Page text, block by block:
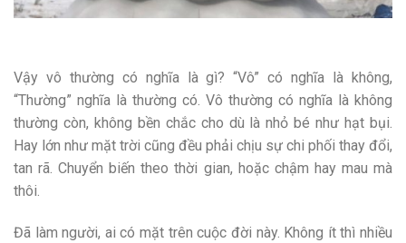
Vậy vô thường có nghĩa là gì? “Vô” có nghĩa là không,
“Thường” nghĩa là thường có. Vô thường có nghĩa là không
thường còn, không bền chắc cho dù là nhỏ bé như hạt bụi.
Hay lớn như mặt trời cũng đều phải chịu sự chi phối thay đổi,
tan rã. Chuyển biến theo thời gian, hoặc chậm hay mau mà
thôi.
Đã làm người, ai có mặt trên cuộc đời này. Không ít thì nhiều